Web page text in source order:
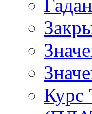
Курс